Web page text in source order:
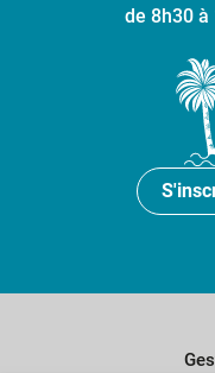
de 8h30 à